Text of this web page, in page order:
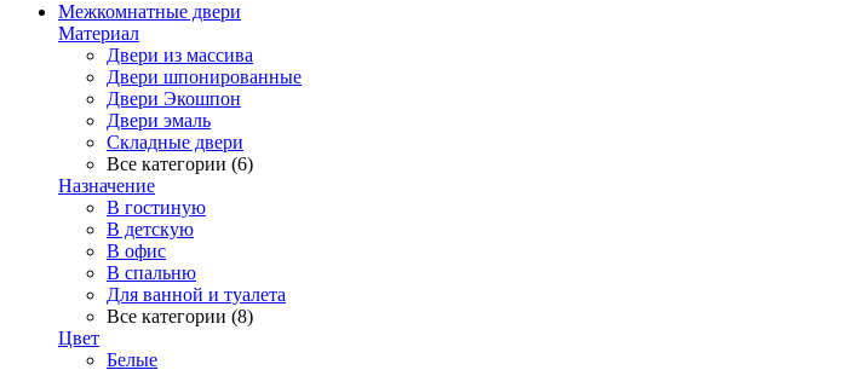
Межкомнатные двери
Материал
Двери из массива
Двери шпонированные
Двери Экошпон
Двери эмаль
Складные двери
Все категории (6)
Назначение
В гостиную
В детскую
В офис
В спальню
Для ванной и туалета
Все категории (8)
Цвет
Белые